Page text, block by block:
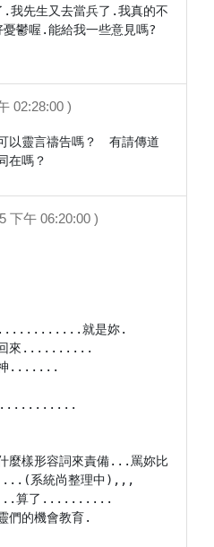
我先生又去當兵了.我真的不
鬱喔.能給我一些意見嗎?
02:28:00 )
以靈言禱告嗎？　有請傳道
在嗎？
下午 06:20:00 )
頭............就是妳.
撿回來..........
神.......
.............
麼樣形容詞來責備...罵妳比
系統尚整理中),,,
算了..........
們的機會教育.